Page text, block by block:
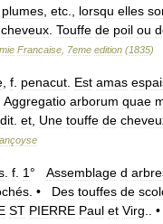
plumes etc lorsqu elles
cheveux Touffe de poil ou
Francaise 7eme edition (1835)
f penacut Est amas
Aggregatio arborum quae
et Une touffe de
f 1 ° Assemblage d
. • Des touffes de
ST PIERRE Paul et Virg .. •